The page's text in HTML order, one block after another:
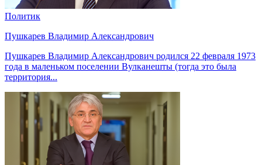
Политик
Пушкарев Владимир Александрович
Пушкарев Владимир Александрович родился 22 февраля 1973
года в маленьком поселении Вулканешты (тогда это была
территория...